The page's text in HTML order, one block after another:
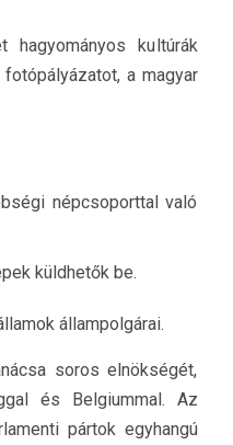
hagyományos kultúrák
a magyar
népcsoporttal való
küldhetők be.
állampolgárai.
soros elnökségét,
és Belgiummal. Az
pártok egyhangú